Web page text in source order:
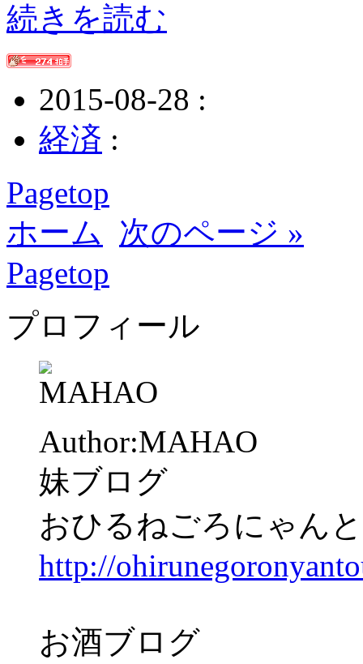
続きを読む
2015-08-28 :
経済 :
Pagetop
ホーム
次のページ »
Pagetop
プロフィール
Author:MAHAO
妹ブログ
おひるねごろにゃん
http://
お酒ブログ